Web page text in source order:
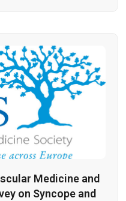
Medicine and
on Syncope and